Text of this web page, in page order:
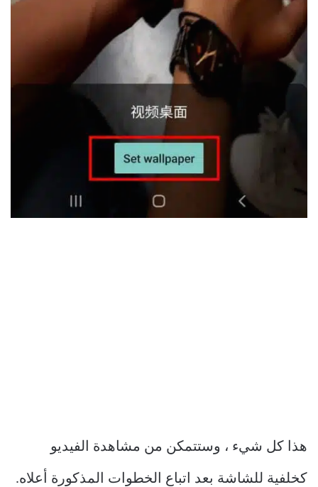
هذا كل شيء ، وستتمكن من مشاهدة الفيديو
كخلفية للشاشة بعد اتباع الخطوات المذكورة أعلاه.